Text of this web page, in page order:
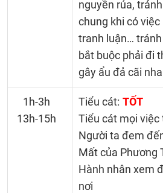
nguyền rủa,
chung khi có việc
tranh luận…
bắt buộc phải đi
gây ẩu đả cãi
1h-3h
13h-15h
Tiểu cát: TỐT
Tiểu cát mọi việc
Người ta đem
Mất của Phương
Hành nhân xem
nơi